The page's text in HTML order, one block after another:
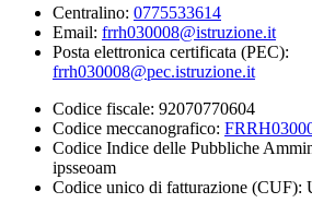
Centralino: 0775533614
Email: frrh030008@istruzione.it
Posta elettronica certificata (PEC):
frrh030008@pec.istruzione.it
Codice fiscale: 92070770604
Codice meccanografico:
Codice Indice delle Pubbliche
ipsseoam
Codice unico di fatturazione (CUF):